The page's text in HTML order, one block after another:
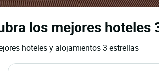
los mejores hoteles
hoteles y alojamientos 3 estrellas